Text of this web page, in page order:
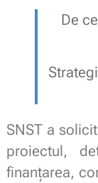
De
SNST a
proiectul,
finanțarea,